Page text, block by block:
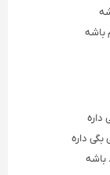
باشه
داره
داره
باشه